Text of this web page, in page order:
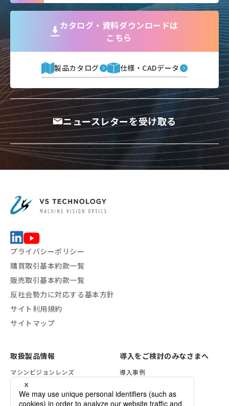
カタログ・資料ダウンロードは
こちら
製品カタログ 仕様・CADデータ
ニュースレターを受け取る
プライバシーポリシー
購買取引基本約款一覧
販売取引基本約款一覧
反社会勢力に対応する基本方針
サイト利用規約
サイトマップ
取扱製品情報
マシンビジョンレンズ
VSTライティング
画像処理ソリューション
導入をご検討のみなさまへ
導入事例
照明の選定方法